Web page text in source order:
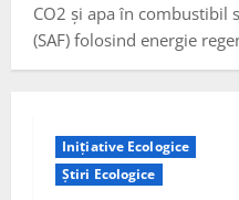
CO2 și apa în combustibil
(SAF) folosind energie
Inițiative Ecologice
Știri Ecologice